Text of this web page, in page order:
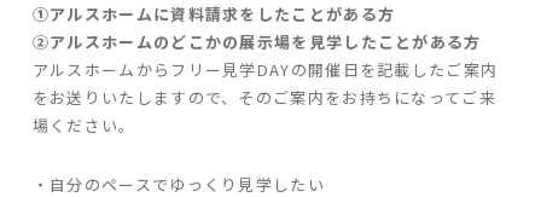
①アルスホームに資料請求をしたことがある方
②アルスホームのどこかの展示場を見学したことがある方
アルスホームからフリー見学DAYの開催日を記載したご案内
をお送りいたしますので、そのご案内をお持ちになってご来
場ください。
・自分のペースでゆっくり見学したい